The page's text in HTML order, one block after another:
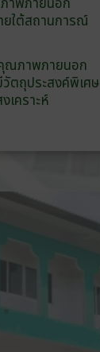
ใต้สถานการณ์
ณภาพภายนอก
ตถุประสงค์พิเศษ
เคราะห์